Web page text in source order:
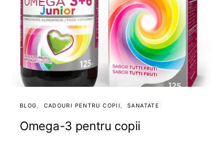
BLOG CADOURI PENTRU COPII SANATATE
Omega-3 pentru copii